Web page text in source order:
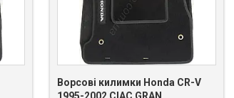
Ворсові килимки Honda CR-V
1995-2002 CIAC GRAN